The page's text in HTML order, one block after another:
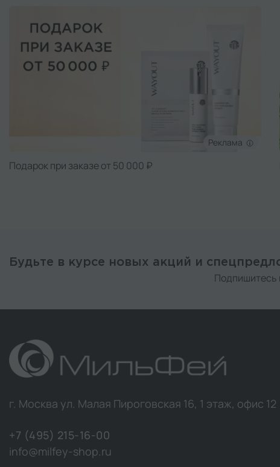
Реклама
Подарок при заказе от 50 000 ₽
Будьте в курсе новых акций и
Подпишитесь
г. Москва ул. Малая Пироговская 16, 1 этаж, офис 12
+7 (495) 215-16-00
info@milfey-shop.ru